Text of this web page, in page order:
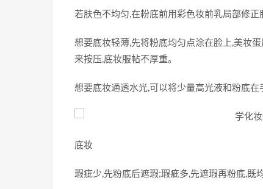
若肤色不均匀,在粉底前用彩色妆前乳局部修正
想要底妆轻薄,先将粉底均匀点涂在脸上,美妆
来按压,底妆服帖不厚重。
想要底妆通透水光,可以将少量高光液和粉底在
底妆
瑕疵少,先粉底后遮瑕;瑕疵多,先遮瑕再粉底,既